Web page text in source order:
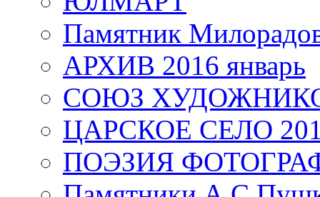
Памятник
АРХИВ 2016 январь
СОЮЗ
ЦАРСКОЕ СЕЛО
ПОЭЗИЯ